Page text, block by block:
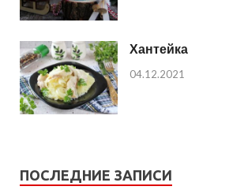
Хантейка
04.12.2021
ПОСЛЕДНИЕ ЗАПИСИ